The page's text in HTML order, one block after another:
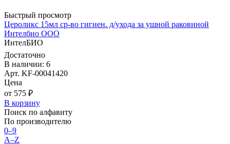
Быстрый просмотр
Цероликс 15мл ср-во гигиен. д/ухода за ушной раковиной
Интелбио ООО
ИнтелБИО
Достаточно
В наличии: 6
Арт. KF-00041420
Цена
от 575 ₽
В корзину
Поиск по алфавиту
По производителю
0–9
A–Z